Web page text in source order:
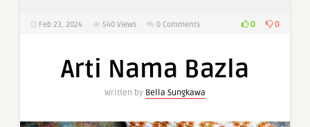
Feb 23, 2024 540 Views 0 Comments 0 0
Arti Nama Bazla
Written by Bella Sungkawa